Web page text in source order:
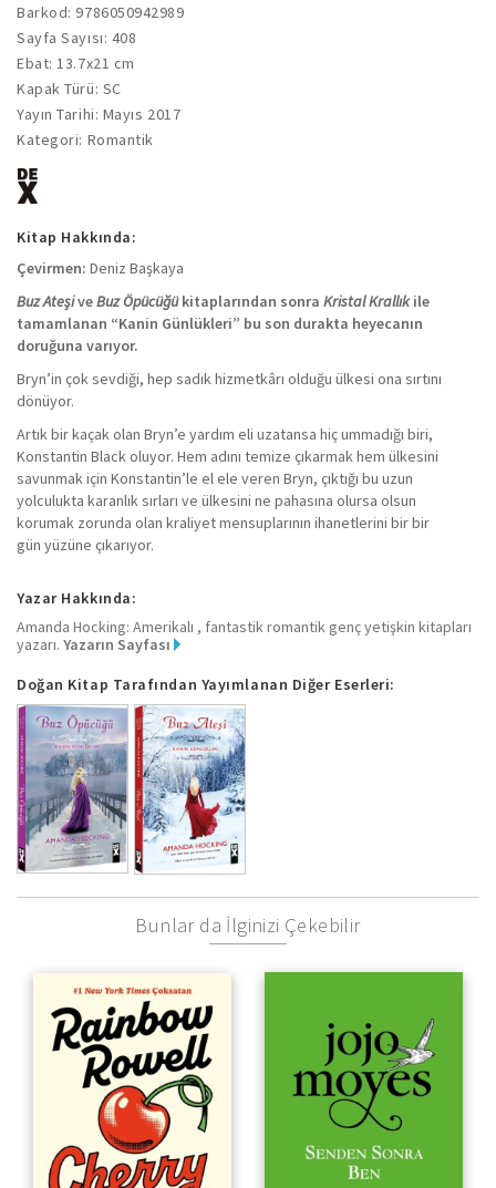
Barkod: 9786050942989
Sayfa Sayısı: 408
Ebat: 13.7x21 cm
Kapak Türü: SC
Yayın Tarihi: Mayıs 2017
Kategori: Romantik
Kitap Hakkında:
Çevirmen: Deniz Başkaya
Buz AteşiveBuz Öpücüğükitaplarından sonra Kristal Krallıkile
tamamlanan “Kanin Günlükleri” bu son durakta heyecanın
doruğuna varıyor.
Bryn’in çok sevdiği, hep sadık hizmetkârı olduğu ülkesi ona sırtını
dönüyor.
Artık bir kaçak olan Bryn’e yardım eli uzatansa hiç ummadığı biri,
Konstantin Black oluyor. Hem adını temize çıkarmak hem ülkesini
savunmak için Konstantin’le el ele veren Bryn, çıktığı bu uzun
yolculukta karanlık sırları ve ülkesini ne pahasına olursa olsun
korumak zorunda olan kraliyet mensuplarının ihanetlerini bir bir
gün yüzüne çıkarıyor.
Yazar Hakkında:
Amanda Hocking: Amerikalı , fantastik romantik genç yetişkin kitapları
yazarı. Yazarın Sayfası
Doğan Kitap Tarafından Yayımlanan Diğer Eserleri:
Bunlar da İlginizi Çekebilir